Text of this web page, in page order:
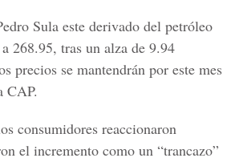
Sula este derivado del petróleo
268.95, tras un alza de 9.94
precios se mantendrán por este mes
CAP.
consumidores reaccionaron
el incremento como un “trancazo”